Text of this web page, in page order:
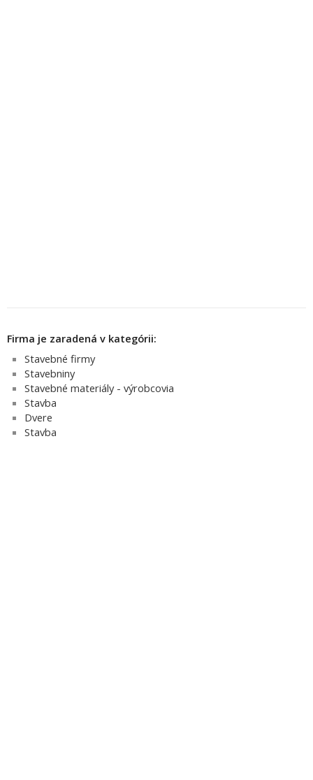
Firma je zaradená v kategórii:
Stavebné firmy
Stavebniny
Stavebné materiály - výrobcovia
Stavba
Dvere
Stavba